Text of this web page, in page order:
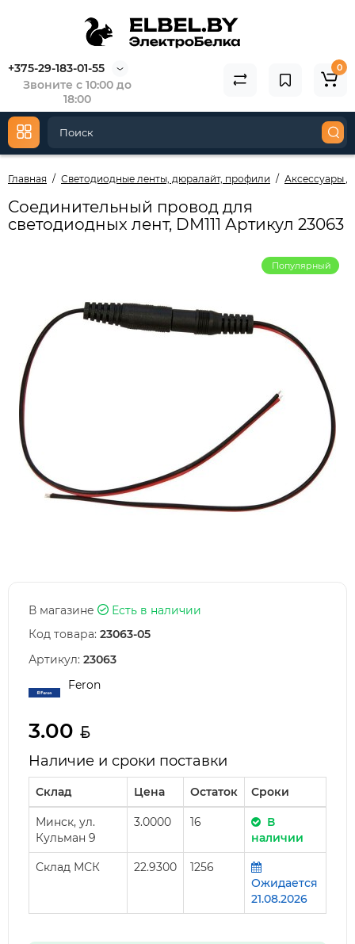
+375-29-183-01-55
Звоните с 10:00 до
18:00
0
Главная Светодиодные ленты, дюралайт, профили Аксессуары
Соединительный провод для
светодиодных лент, DM111 Артикул 23063
Популярный
В магазине
Есть в наличии
Код товара: 23063-05
Артикул: 23063
Feron
3.00
Наличие и сроки поставки
Склад Цена Остаток Сроки
Минск, ул.
Кульман 9
3.0000 16
В
наличии
Склад МСК 22.9300
1256
Ожидается
21.08.2026